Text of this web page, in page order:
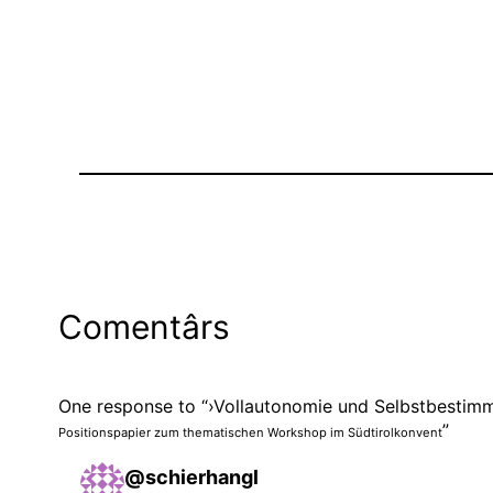
Comentârs
One response to “›Vollautonomie und
Positionspapier zum thematischen Workshop im Südtirolkonvent”
@schierhangl